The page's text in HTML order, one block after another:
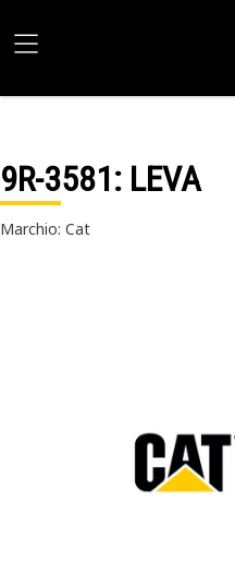
9R-3581: LEVA
Marchio: Cat